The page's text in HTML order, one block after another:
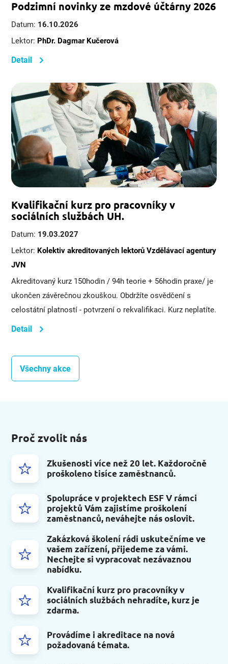
Podzimní novinky ze mzdové účtárny 2026
Datum: 16.10.2026
Lektor: PhDr. Dagmar Kučerová
Detail
Kvalifikační kurz pro pracovníky v
sociálních službách UH.
Datum: 19.03.2027
Lektor: Kolektiv akreditovaných lektorů Vzdělávací agentury
JVN
Akreditovaný kurz 150hodin / 94h teorie + 56hodin praxe/ je
ukončen závěrečnou zkouškou. Obdržíte osvědčení s
celostátní platností - potvrzení o rekvalifikaci. Kurz neplatíte.
Detail
Všechny akce
Proč zvolit nás
Zkušenosti více než 20 let. Každoročně
proškoleno tisíce zaměstnanců.
Spolupráce v projektech ESF V rámci
projektů Vám zajistíme proškolení
zaměstnanců, neváhejte nás oslovit.
Zakázková školení rádi uskutečníme ve
vašem zařízení, přijedeme za vámi.
Nechejte si vypracovat nezávaznou
nabídku.
Kvalifikační kurz pro pracovníky v
sociálních službách nehradíte, kurz je
zdarma.
Provádíme i akreditace na nová
požadovaná témata.